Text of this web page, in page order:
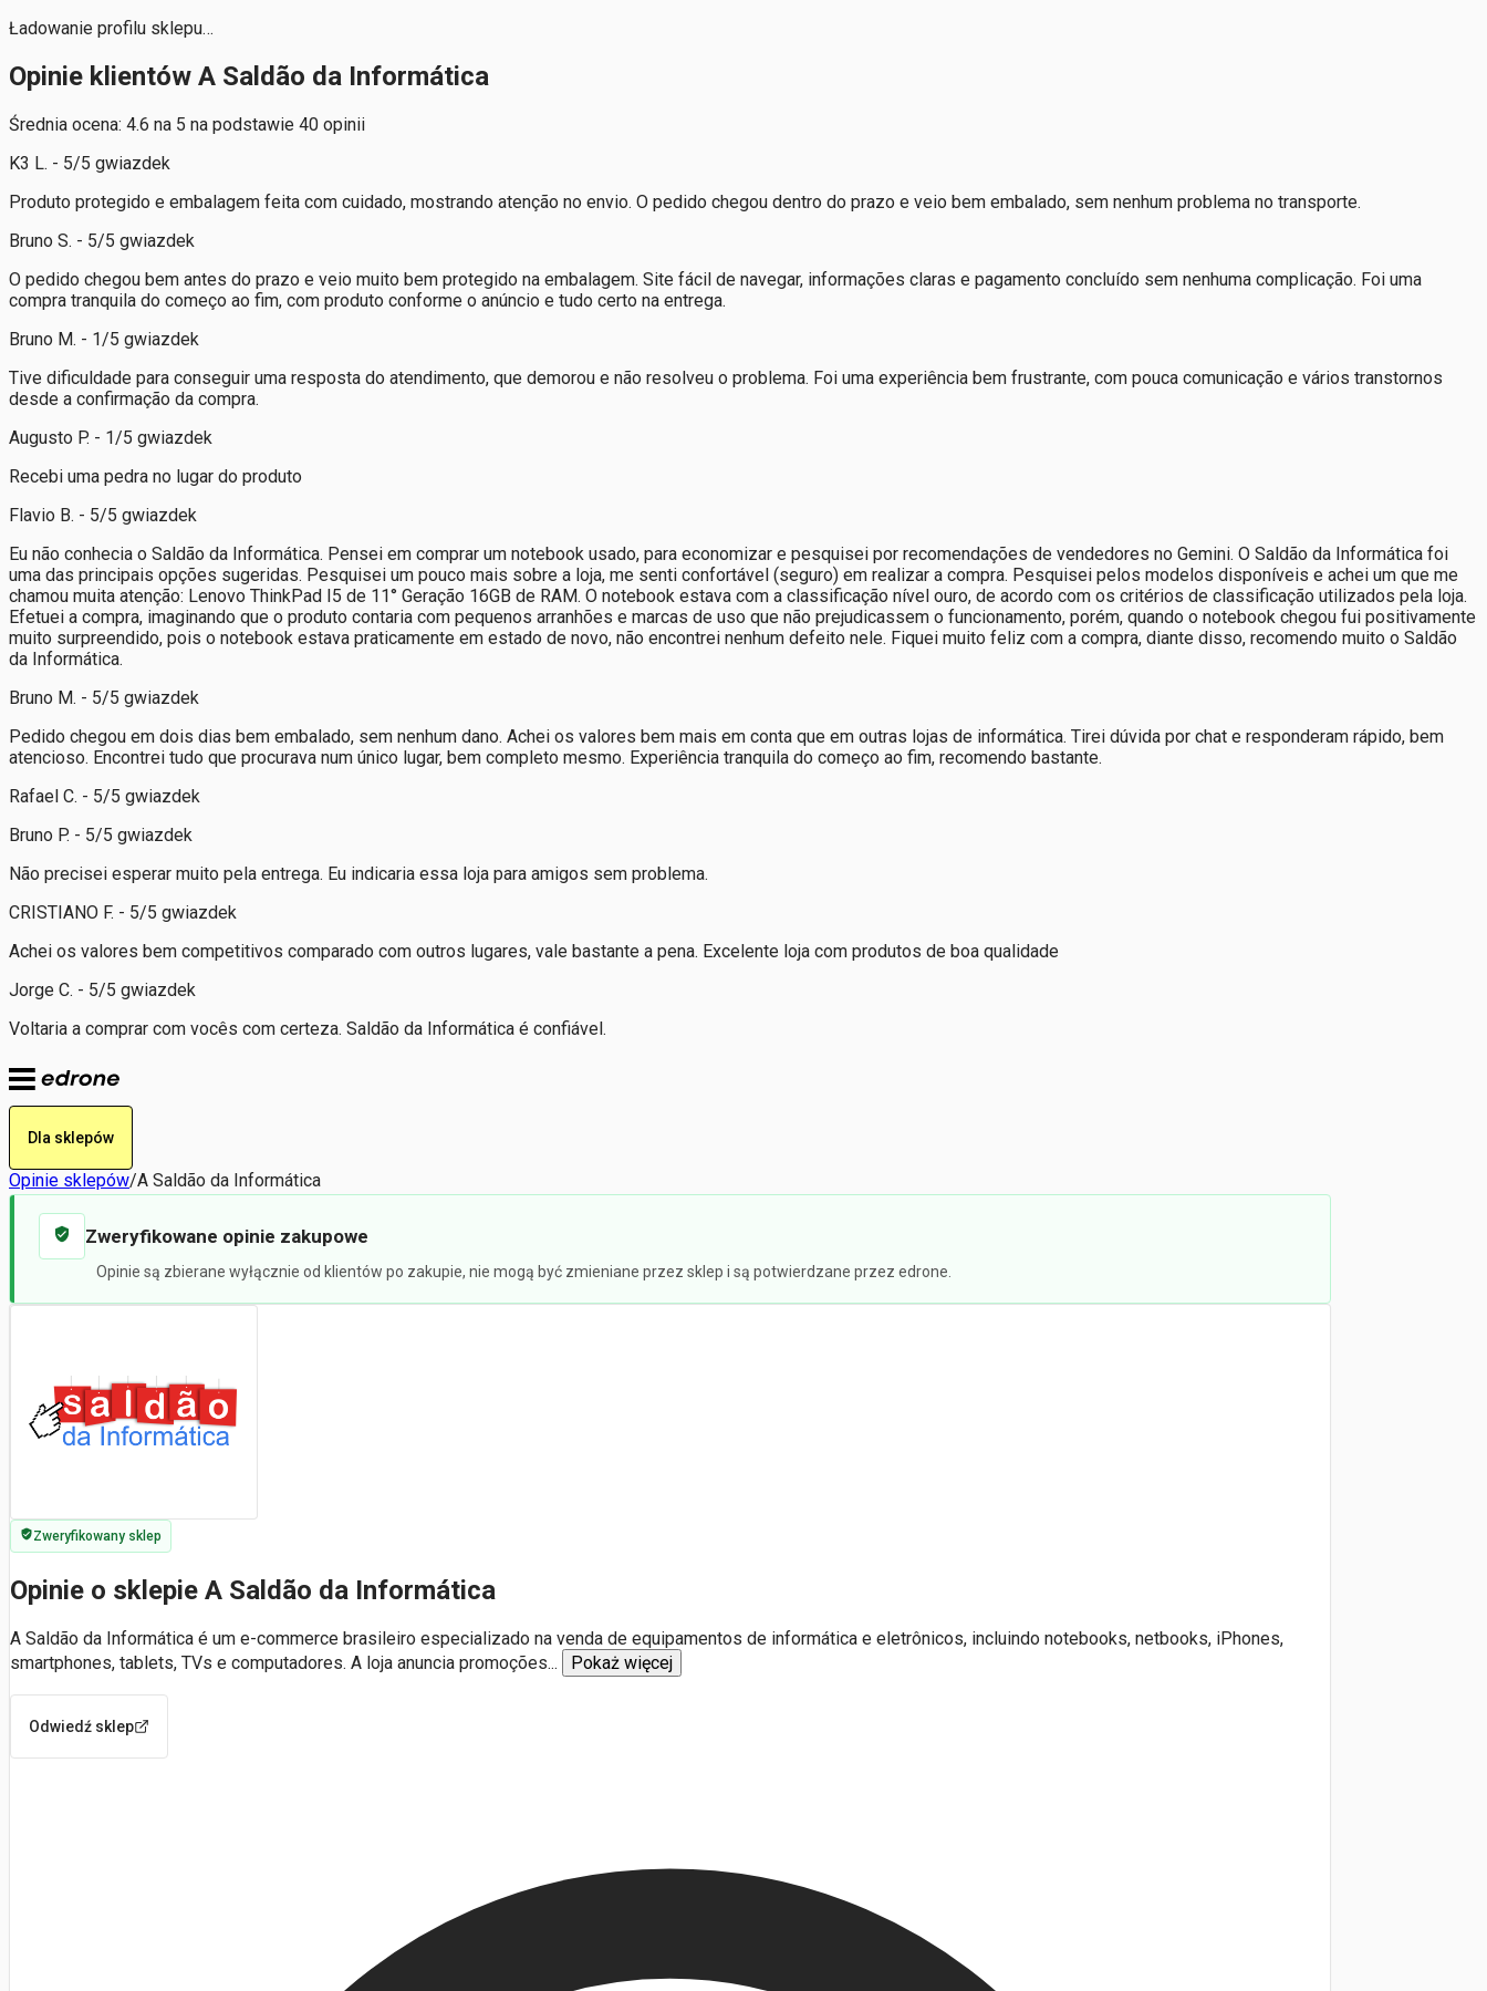
Ładowanie profilu sklepu…
Opinie klientów A Saldão da Informática
Średnia ocena: 4.6 na 5 na podstawie 40 opinii
K3 L. - 5/5 gwiazdek
Produto protegido e embalagem feita com cuidado, mostrando atenção no envio. O pedido chegou dentro do prazo e veio bem embalado, sem nenhum problema no transporte.
Bruno S. - 5/5 gwiazdek
O pedido chegou bem antes do prazo e veio muito bem protegido na embalagem. Site fácil de navegar, informações claras e pagamento concluído sem nenhuma complicação. Foi uma
compra tranquila do começo ao fim, com produto conforme o anúncio e tudo certo na entrega.
Bruno M. - 1/5 gwiazdek
Tive dificuldade para conseguir uma resposta do atendimento, que demorou e não resolveu o problema. Foi uma experiência bem frustrante, com pouca comunicação e vários transtornos
desde a confirmação da compra.
Augusto P. - 1/5 gwiazdek
Recebi uma pedra no lugar do produto
Flavio B. - 5/5 gwiazdek
Eu não conhecia o Saldão da Informática. Pensei em comprar um notebook usado, para economizar e pesquisei por recomendações de vendedores no Gemini. O Saldão da Informática foi
uma das principais opções sugeridas. Pesquisei um pouco mais sobre a loja, me senti confortável (seguro) em realizar a compra. Pesquisei pelos modelos disponíveis e achei um que me
chamou muita atenção: Lenovo ThinkPad I5 de 11° Geração 16GB de RAM. O notebook estava com a classificação nível ouro, de acordo com os critérios de classificação utilizados pela loja.
Efetuei a compra, imaginando que o produto contaria com pequenos arranhões e marcas de uso que não prejudicassem o funcionamento, porém, quando o notebook chegou fui positivamente
muito surpreendido, pois o notebook estava praticamente em estado de novo, não encontrei nenhum defeito nele. Fiquei muito feliz com a compra, diante disso, recomendo muito o Saldão
da Informática.
Bruno M. - 5/5 gwiazdek
Pedido chegou em dois dias bem embalado, sem nenhum dano. Achei os valores bem mais em conta que em outras lojas de informática. Tirei dúvida por chat e responderam rápido, bem
atencioso. Encontrei tudo que procurava num único lugar, bem completo mesmo. Experiência tranquila do começo ao fim, recomendo bastante.
Rafael C. - 5/5 gwiazdek
Bruno P. - 5/5 gwiazdek
Não precisei esperar muito pela entrega. Eu indicaria essa loja para amigos sem problema.
CRISTIANO F. - 5/5 gwiazdek
Achei os valores bem competitivos comparado com outros lugares, vale bastante a pena. Excelente loja com produtos de boa qualidade
Jorge C. - 5/5 gwiazdek
Voltaria a comprar com vocês com certeza. Saldão da Informática é confiável.
Dla sklepów
Opinie sklepów/A Saldão da Informática
Zweryfikowane opinie zakupowe
Opinie są zbierane wyłącznie od klientów po zakupie, nie mogą być zmieniane przez sklep i są potwierdzane przez edrone.
Zweryfikowany sklep
Opinie o sklepie A Saldão da Informática
A Saldão da Informática é um e-commerce brasileiro especializado na venda de equipamentos de informática e eletrônicos, incluindo notebooks, netbooks, iPhones,
smartphones, tablets, TVs e computadores. A loja anuncia promoções... Pokaż więcej
Odwiedź sklep